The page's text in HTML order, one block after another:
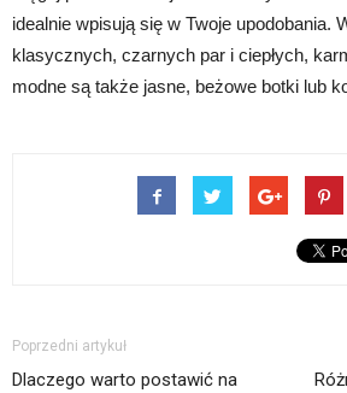
idealnie wpisują się w Twoje upodobania.
klasycznych, czarnych par i ciepłych,
modne są także jasne, beżowe botki lub
Poprzedni artykuł
Dlaczego warto postawić na